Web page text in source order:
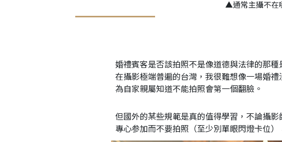
▲通常主攝不在
婚禮賓客是否該拍照不是像道德與法律的那
在攝影極端普遍的台灣，我很難想像一場婚
為自家親屬知道不能拍照會第一個翻臉。
但國外的某些規範是真的值得學習，不論攝
專心参加而不要拍照（至少別單眼閃燈卡位）